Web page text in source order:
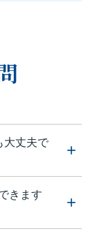
大丈夫で
きます